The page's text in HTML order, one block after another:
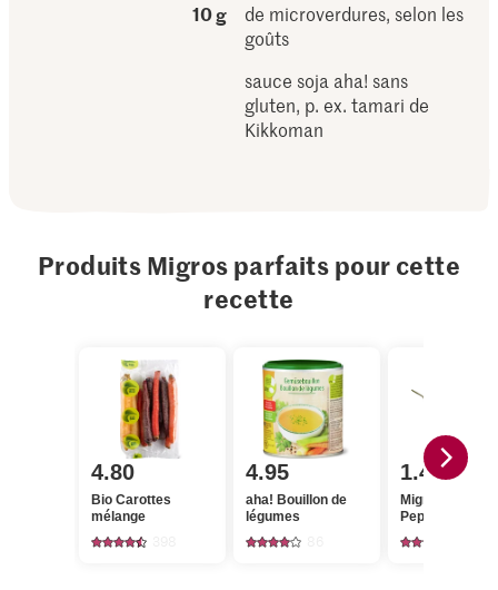
10 g
de microverdures, selon les
goûts
sauce soja aha! sans
gluten, p. ex. tamari de
Kikkoman
Produits Migros parfaits pour cette
recette
4.80
Bio Carottes
mélange
4.95
aha! Bouillon de
légumes
1.40
Migros
Peperoncino